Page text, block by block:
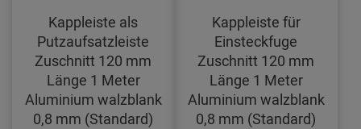
Kappleiste als
Putzaufsatzleiste
Zuschnitt 120 mm
Länge 1 Meter
Aluminium walzblank
0,8 mm (Standard)
Kappleiste für
Einsteckfuge
Zuschnitt 120 mm
Länge 1 Meter
Aluminium walzblank
0,8 mm (Standard)